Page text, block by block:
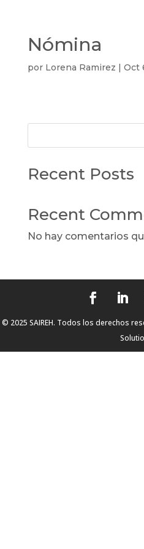
Nómina
por Lorena Ramirez | Oct
Recent Posts
Recent
No hay comentarios
© 2025 SAIREH. Todos los derechos